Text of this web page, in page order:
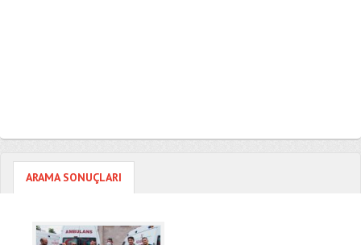
ARAMA SONUÇLARI